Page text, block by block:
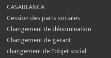
CASABLANCA
Cession des parts sociales
Changement de dénomination
Changement de gerant
changement de l'objet social